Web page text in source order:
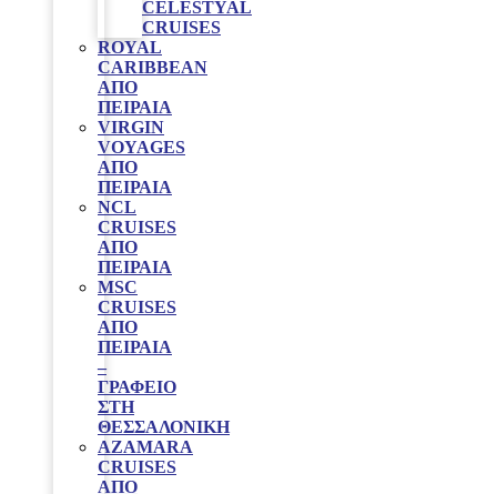
CELESTYAL
CRUISES
ROYAL
CARIBBEAN
ΑΠΌ
ΠΕΙΡΑΙΆ
VIRGIN
VOYAGES
ΑΠΟ
ΠΕΙΡΑΙΑ
NCL
CRUISES
ΑΠΌ
ΠΕΙΡΑΙΆ
MSC
CRUISES
ΑΠΟ
ΠΕΙΡΑΙΑ
–
ΓΡΑΦΕΊΟ
ΣΤΗ
ΘΕΣΣΑΛΟΝΊΚΗ
AZAMARA
CRUISES
ΑΠΌ